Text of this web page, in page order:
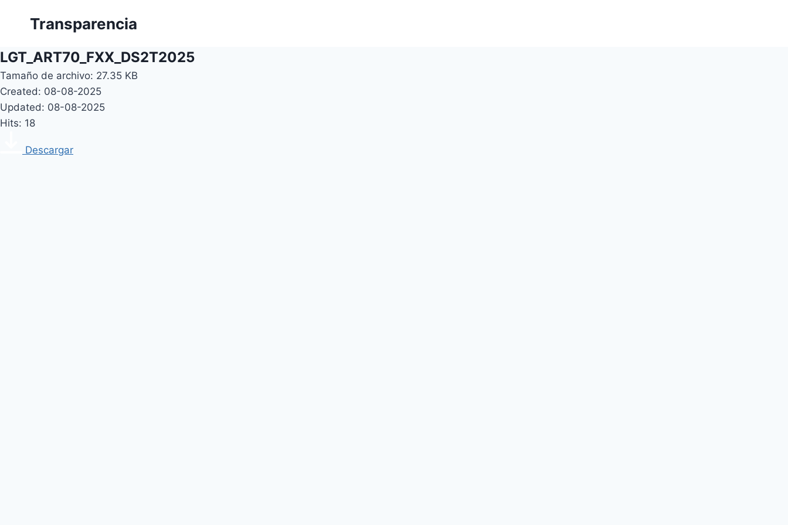
Transparencia
LGT_ART70_FXX_DS2T2025
Tamaño de archivo: 27.35 KB
Created: 08-08-2025
Updated: 08-08-2025
Hits: 18
Descargar